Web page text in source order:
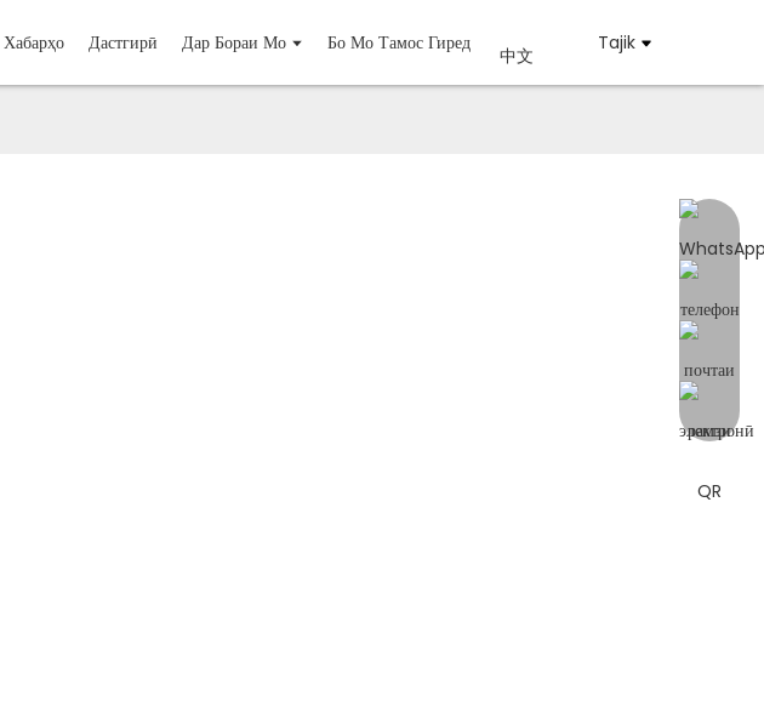
Хабарҳо Дастгирӣ Дар Бораи Мо Бо Мо Тамос Гиред
中文
Tajik